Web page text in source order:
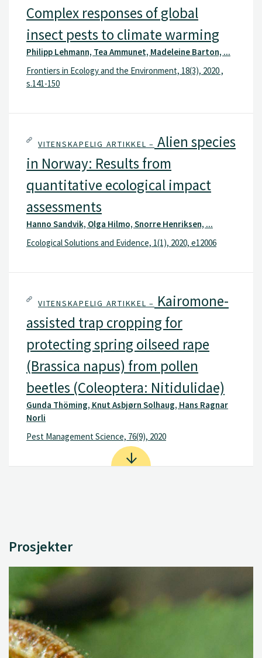
Complex responses of global
insect pests to climate warming
Philipp Lehmann, Tea Ammunet, Madeleine Barton, ...
Frontiers in Ecology and the Environment, 18(3), 2020 ,
s.141-150
VITENSKAPELIG ARTIKKEL – Alien species
in Norway: Results from
quantitative ecological impact
assessments
Hanno Sandvik, Olga Hilmo, Snorre Henriksen, ...
Ecological Solutions and Evidence, 1(1), 2020, e12006
VITENSKAPELIG ARTIKKEL – Kairomone-
assisted trap cropping for
protecting spring oilseed rape
(Brassica napus) from pollen
beetles (Coleoptera: Nitidulidae)
Gunda Thöming, Knut Asbjørn Solhaug, Hans Ragnar
Norli
Pest Management Science, 76(9), 2020
Prosjekter